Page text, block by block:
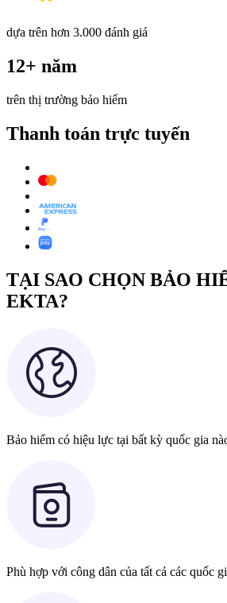
dựa trên hơn 3.000 đánh giá
12+ năm
trên thị trường bảo hiểm
Thanh toán trực tuyến
TẠI SAO CHỌN BẢO
EKTA?
Bảo hiểm có hiệu lực tại bất kỳ quốc gia
Phù hợp với công dân của tất cả các quốc